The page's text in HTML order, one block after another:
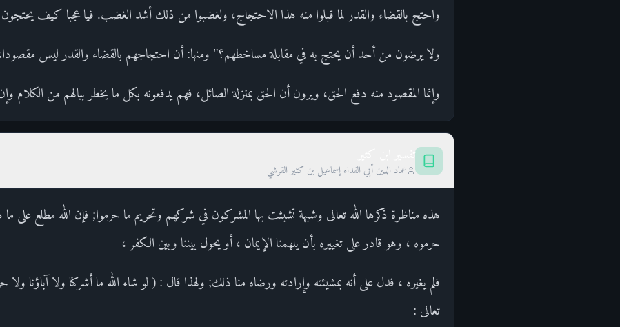
واحتج بالقضاء والقدر لما قبلوا منه هذا الاحتجاج، ولغضبوا من ذلك أشد الغضب. فيا عجبا كيف
ولا يرضون من أحد أن يحتج به في مقابلة مساخطهم؟" ومنها: أن احتجاجهم بالقضاء والقدر ليس
وإنما المقصود منه دفع الحق، ويرون أن الحق بمنزلة الصائل، فهم يدفعونه بكل ما يخطر ببالهم من الكلام
عماد الدين أبي الفداء إسماعيل بن كثير القرشي
هذه مناظرة ذكرها الله تعالى وشبهة تشبثت بها المشركون في شركهم وتحريم ما حرموا; فإن الله مطلع على
حرموه ، وهو قادر على تغييره بأن يلهمنا الإيمان ، أو يحول بيننا وبين الكفر ،
فلم يغيره ، فدل على أنه بمشيئته وإرادته ورضاه منا ذلك; ولهذا قال : ( لو شاء الله ما أشركنا ولا آباؤنا
تعالى :